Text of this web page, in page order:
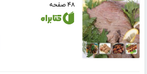
۴۸ صفحه